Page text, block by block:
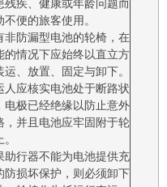
残疾、健康或年龄问题而
不便的旅客使用。
非防漏型电池的轮椅，在
的情况下应始终以直立方
运、放置、固定与卸下。
人应核实电池处于断路状
电极已经绝缘以防止意外
，并且电池应牢固附于轮
助行器不能为电池提供充
防损坏保护，则必须卸下